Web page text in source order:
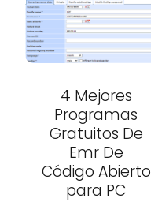
4 Mejores
Programas
Gratuitos De
Emr De
Código Abierto
para PC